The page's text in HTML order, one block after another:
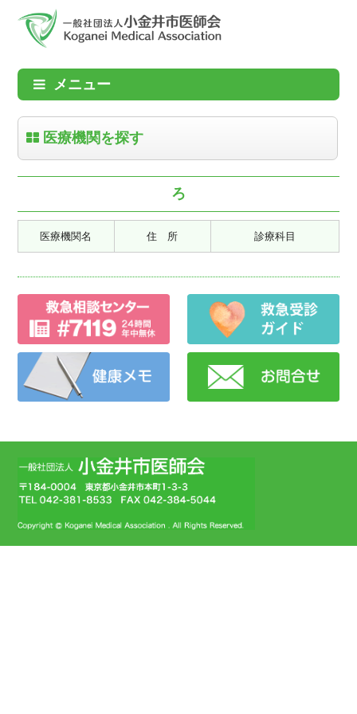
メニュー
医療機関を探す
ろ
医療機関名 住 所 診療科目